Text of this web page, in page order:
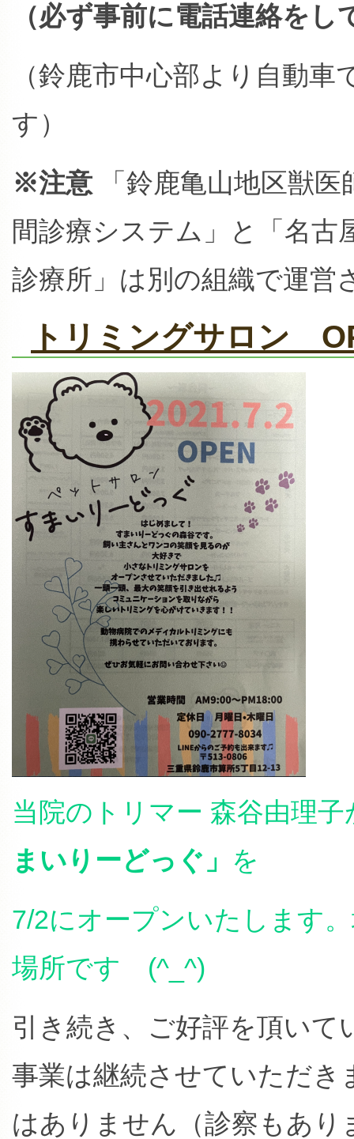
（必ず事前に電話連絡をし
（鈴鹿市中心部より自動
す）
※注意 「鈴鹿亀山地区獣
間診療システム」と「名古
診療所」は別の組織で運
トリミングサロン
当院のトリマー 森谷由理
まいりーどっぐ」 を
7/2にオープンいたします
場所です (^_^)
引き続き、ご好評を頂い
事業は継続させていただき
はありません（診察もあ